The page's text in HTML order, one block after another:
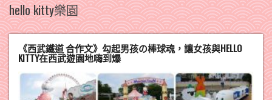
hello kitty樂園
《西武鐵道 合作文》勾起男孩の棒球魂，讓女孩與HELLO
KITTY在西武遊園地嗨到爆